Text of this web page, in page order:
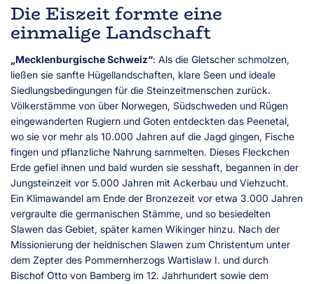
Die Eiszeit formte eine
einmalige Landschaft
„Mecklenburgische Schweiz“: Als die Gletscher schmolzen,
ließen sie sanfte Hügellandschaften, klare Seen und ideale
Siedlungsbedingungen für die Steinzeitmenschen zurück.
Völkerstämme von über Norwegen, Südschweden und Rügen
eingewanderten Rugiern und Goten entdeckten das Peenetal,
wo sie vor mehr als 10.000 Jahren auf die Jagd gingen, Fische
fingen und pflanzliche Nahrung sammelten. Dieses Fleckchen
Erde gefiel ihnen und bald wurden sie sesshaft, begannen in der
Jungsteinzeit vor 5.000 Jahren mit Ackerbau und Viehzucht.
Ein Klimawandel am Ende der Bronzezeit vor etwa 3.000 Jahren
vergraulte die germanischen Stämme, und so besiedelten
Slawen das Gebiet, später kamen Wikinger hinzu. Nach der
Missionierung der heidnischen Slawen zum Christentum unter
dem Zepter des Pommernherzogs Wartislaw I. und durch
Bischof Otto von Bamberg im 12. Jahrhundert sowie dem